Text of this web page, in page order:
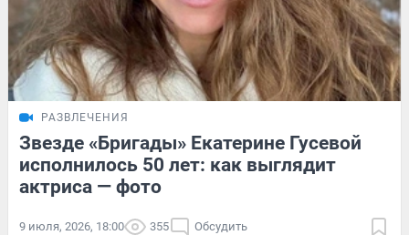
РАЗВЛЕЧЕНИЯ
Звезде «Бригады» Екатерине Гусевой
исполнилось 50 лет: как выглядит
актриса — фото
9 июля, 2026, 18:00 355 Обсудить